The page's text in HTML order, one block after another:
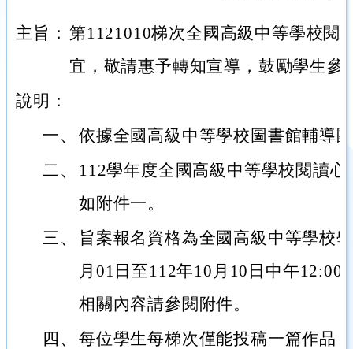
主旨： 第1121010梯次全國高級中等學校閱
宜，敬請惠予轉知宣導，鼓勵學生參
說明：
一、 依據全國高級中等學校圖書館輔導
二、
112學年度全國高級中等學校閱讀
如附件一。
三、
旨案報名資格為全國高級中等學校
月01日至112年10月10日中午12:00
相關內容請參閱附件。
四、 每位學生每梯次僅能投稿一篇作品